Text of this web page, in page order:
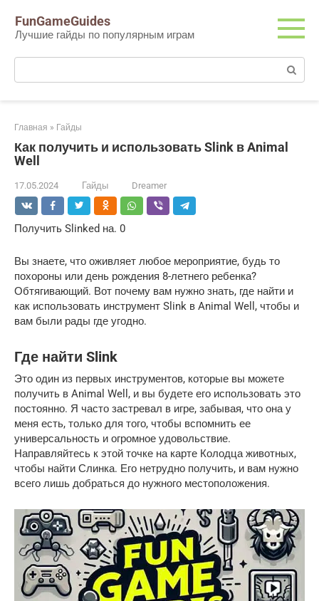
контенту
FunGameGuides
Лучшие гайды по популярным играм
Поиск:
Главная » Гайды
Как получить и использовать Slink в Animal
Well
17.05.2024 Гайды Dreamer
Получить Slinked на. 0
Вы знаете, что оживляет любое мероприятие, будь то
похороны или день рождения 8-летнего ребенка?
Обтягивающий. Вот почему вам нужно знать, где найти и
как использовать инструмент Slink в Animal Well, чтобы и
вам были рады где угодно.
Где найти Slink
Это один из первых инструментов, которые вы можете
получить в Animal Well, и вы будете его использовать это
постоянно. Я часто застревал в игре, забывая, что она у
меня есть, только для того, чтобы вспомнить ее
универсальность и огромное удовольствие.
Направляйтесь к этой точке на карте Колодца животных,
чтобы найти Слинка. Его нетрудно получить, и вам нужно
всего лишь добраться до нужного местоположения.